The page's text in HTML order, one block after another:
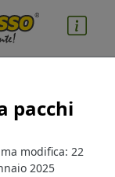
pacchi
modifica: 22
2025